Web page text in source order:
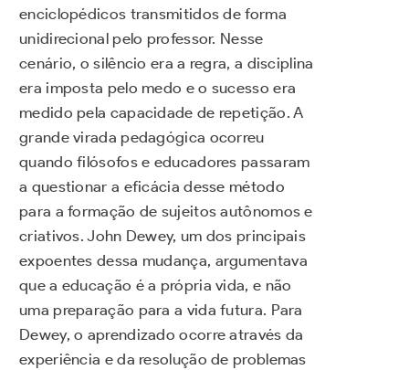
enciclopédicos transmitidos de forma
unidirecional pelo professor. Nesse
cenário, o silêncio era a regra, a disciplina
era imposta pelo medo e o sucesso era
medido pela capacidade de repetição. A
grande virada pedagógica ocorreu
quando filósofos e educadores passaram
a questionar a eficácia desse método
para a formação de sujeitos autônomos e
criativos. John Dewey, um dos principais
expoentes dessa mudança, argumentava
que a educação é a própria vida, e não
uma preparação para a vida futura. Para
Dewey, o aprendizado ocorre através da
experiência e da resolução de problemas